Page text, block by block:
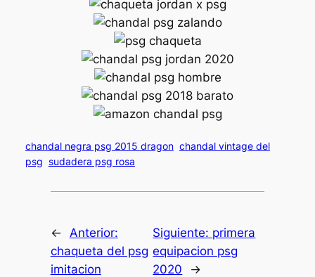
chandal negra psg 2015 dragon chandal vintage del
psg sudadera psg rosa
←
Anterior:
chaqueta del psg
imitacion
Siguiente: primera
equipacion psg
2020
→